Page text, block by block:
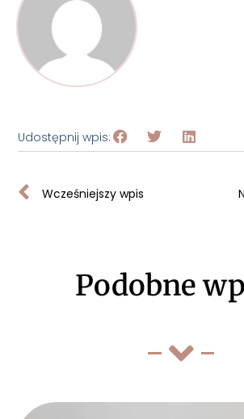
Udostępnij wpis:
Wcześniejszy wpis
Podobne